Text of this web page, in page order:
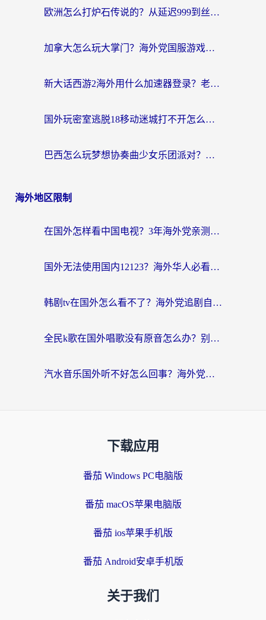
欧洲怎么打炉石传说的？从延迟999到丝滑上分，我找到了靠谱加速器
加拿大怎么玩大掌门？海外党国服游戏加速避坑指南（附实用工具推荐）
新大话西游2海外用什么加速器登录？老玩家亲测有效的国服游戏加速指南
国外玩密室逃脱18移动迷城打不开怎么办？海外玩家亲测有效的解决指南
巴西怎么玩梦想协奏曲少女乐团派对？海外党必看的国服游戏加速全攻略（附波兰天涯明月刀实用技巧）
海外地区限制
在国外怎样看中国电视？3年海外党亲测有效的追剧加速器指南
国外无法使用国内12123？海外华人必看：选对回国加速器，解决迪拜语音+12123访问难题
韩剧tv在国外怎么看不了？海外党追剧自由的终极解决方案来了
全民k歌在国外唱歌没有原音怎么办？别让地域限制毁了你的麦霸时刻
汽水音乐国外听不好怎么回事？海外党亲测有效的回国加速方案来了
下载应用
番茄 Windows PC电脑版
番茄 macOS苹果电脑版
番茄 ios苹果手机版
番茄 Android安卓手机版
关于我们